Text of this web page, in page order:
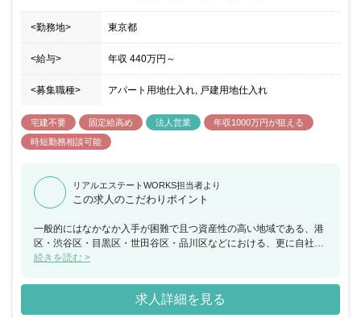
<勤務地> 東京都
<給与> 年収 440万円 ～
<募集職種> アパート用地仕入れ, 戸建用地仕入れ
宅建不要 固定給高め 法人営業
年収1000万円が狙える
時短勤務相談可能
リアルエステートWORKS担当者より
この求人のこだわりポイント
一般的にはなかなか入手が困難で且つ資産性の高い地域である、港
区・渋谷区・目黒区・世田谷区・品川区などにおける、更に自社で
厳選したエリアを”ハイクラスエリア”と定義し、高品質で安価な戸
ちながら働ける環境ですので、自由度の高い社風を好む方には大変
続きを読む >
求人詳細を見る